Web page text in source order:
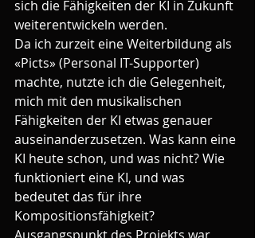
sich die Fähigkeiten der KI in Zukunft
weiterentwickeln werden.
Da ich zurzeit eine Weiterbildung als
«Picts» (Personal IT-Supporter)
machte, nutzte ich die Gelegenheit,
mich mit den musikalischen
Fähigkeiten der KI etwas genauer
auseinanderzusetzen. Was kann eine
KI heute schon, und was nicht? Wie
funktioniert eine KI, und was
bedeutet das für ihre
Kompositionsfähigkeit?